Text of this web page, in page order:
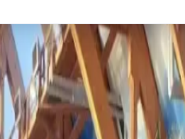
где дети осваивают
2000 гостей одновременно):